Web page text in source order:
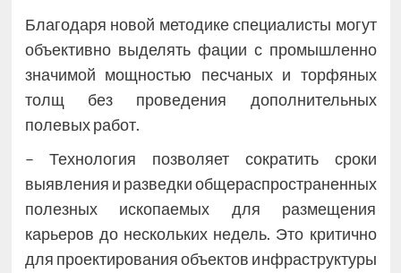
Благодаря новой методике специалисты могут
объективно выделять фации с промышленно
значимой мощностью песчаных и торфяных
толщ без проведения дополнительных
полевых работ.
– Технология позволяет сократить сроки
выявления и разведки общераспространенных
полезных ископаемых для размещения
карьеров до нескольких недель. Это критично
для проектирования объектов инфраструктуры